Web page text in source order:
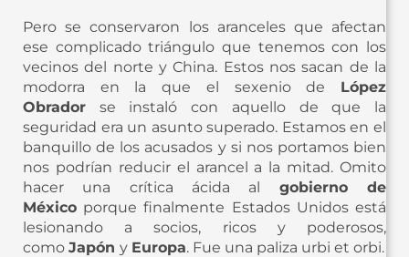
Pero se conservaron los aranceles que afectan
ese complicado triángulo que tenemos con los
vecinos del norte y China. Estos nos sacan de la
modorra en la que el sexenio de López
Obrador se instaló con aquello de que la
seguridad era un asunto superado. Estamos en el
banquillo de los acusados y si nos portamos bien
nos podrían reducir el arancel a la mitad. Omito
hacer una crítica ácida al gobierno de
México porque finalmente Estados Unidos está
lesionando a socios, ricos y poderosos,
como Japón y Europa. Fue una paliza urbi et orbi.